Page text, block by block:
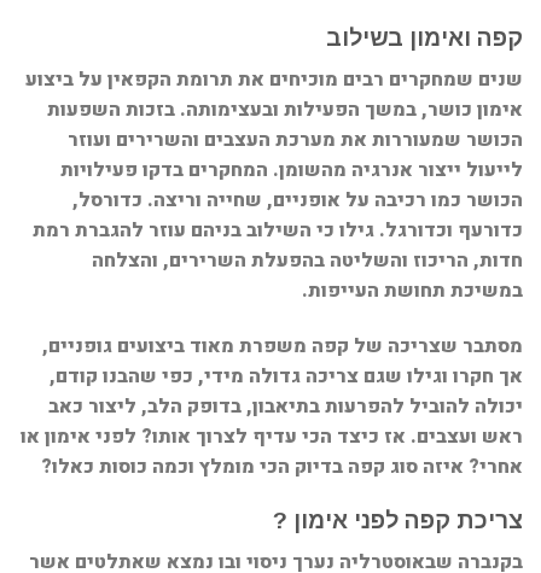
קפה ואימון בשילוב
שנים שמחקרים רבים מוכיחים את תרומת הקפאין על ביצוע
אימון כושר, במשך הפעילות ובעצימותה. בזכות השפעות
הכושר שמעוררות את מערכת העצבים והשרירים ועוזר
לייעול ייצור אנרגיה מהשומן. המחקרים בדקו פעילויות
הכושר כמו רכיבה על אופניים, שחייה וריצה. כדורסל,
כדורעף וכדורגל. גילו כי השילוב בניהם עוזר להגברת רמת
חדות, הריכוז והשליטה בהפעלת השרירים, והצלחה
במשיכת תחושת העייפות.
מסתבר שצריכה של קפה משפרת מאוד ביצועים גופניים,
אך חקרו וגילו שגם צריכה גדולה מידי, כפי שהבנו קודם,
יכולה להוביל להפרעות בתיאבון, בדופק הלב, ליצור כאב
ראש ועצבים. אז כיצד הכי עדיף לצרוך אותו? לפני אימון או
אחרי? איזה סוג קפה בדיוק הכי מומלץ וכמה כוסות כאלו?
צריכת קפה לפני אימון ?
בקנברה שבאוסטרליה נערך ניסוי ובו נמצא שאתלטים אשר